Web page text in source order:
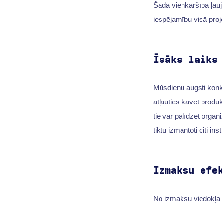
Šāda vienkāršība
iespējamību visā
Īsāks
Mūsdienu augsti
atļauties kavēt
tie var palīdzēt
tiktu izmantoti citi
Izmaksu
No izmaksu